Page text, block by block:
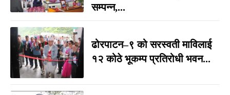
सम्पन्न,...
ढोरपाटन–९ को सरस्वती माविलाई
१२ कोठे भूकम्प प्रतिरोधी भवन...